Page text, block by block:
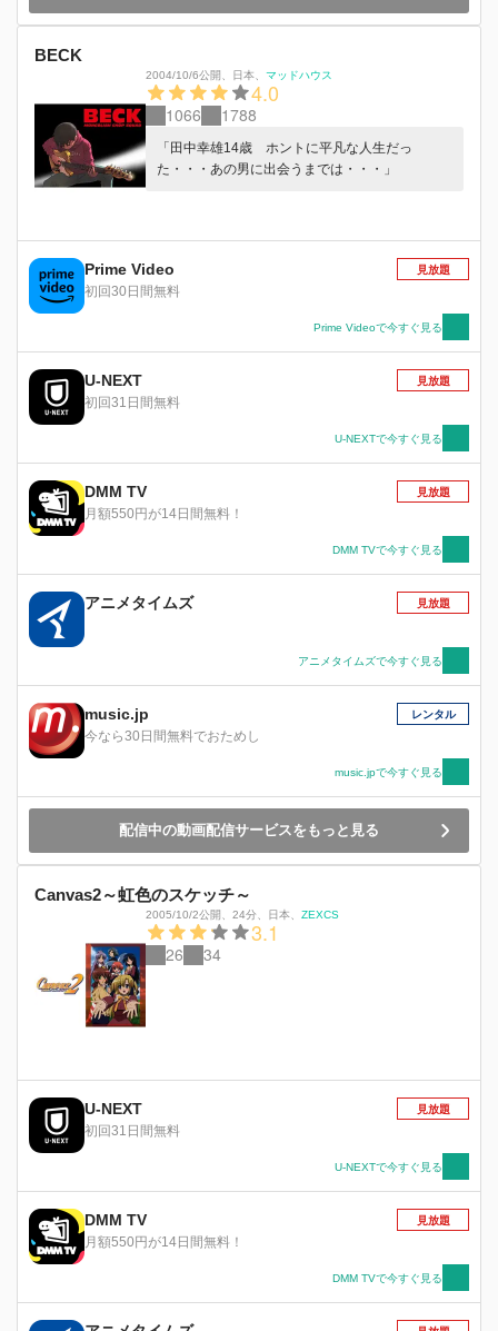
BECK
2004/10/6公開 日本 マッドハウス
4.0
1066 1788
「田中幸雄14歳 ホントに平凡な人生だっ
た・・・あの男に出会うまでは・・・」
Prime Video
初回30日間無料
見放題
Prime Videoで今すぐ見る
U-NEXT
初回31日間無料
見放題
U-NEXTで今すぐ見る
DMM TV
月額550円が14日間無料！
見放題
DMM TVで今すぐ見る
アニメタイムズ 見放題
アニメタイムズで今すぐ見る
music.jp
今なら30日間無料でおためし
レンタル
music.jpで今すぐ見る
配信中の動画配信サービスをもっと見る
Canvas2～虹色のスケッチ～
2005/10/2公開 24分 日本 ZEXCS
3.1
26 34
U-NEXT
初回31日間無料
見放題
U-NEXTで今すぐ見る
DMM TV
月額550円が14日間無料！
見放題
DMM TVで今すぐ見る